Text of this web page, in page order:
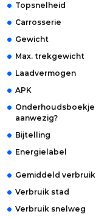
Topsnelheid
Carrosserie
Gewicht
Max. trekgewicht
Laadvermogen
APK
Onderhoudsboekje
aanwezig?
Bijtelling
Energielabel
Gemiddeld verbruik
Verbruik stad
Verbruik snelweg